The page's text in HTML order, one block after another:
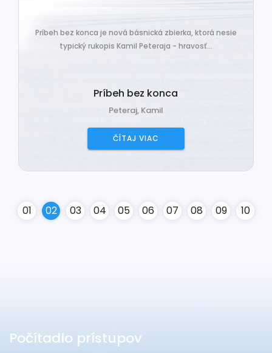
Príbeh bez konca je nová básnická zbierka, ktorá nesie
typický rukopis Kamil Peteraja - hravosť...
Príbeh bez konca
Peteraj, Kamil
ČÍTAJ VIAC
01 02 03 04 05 06 07 08 09 10
Počítadlo prístupov